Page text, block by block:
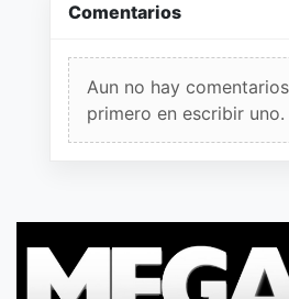
Comentarios
Aun no hay
primero en escribir uno.